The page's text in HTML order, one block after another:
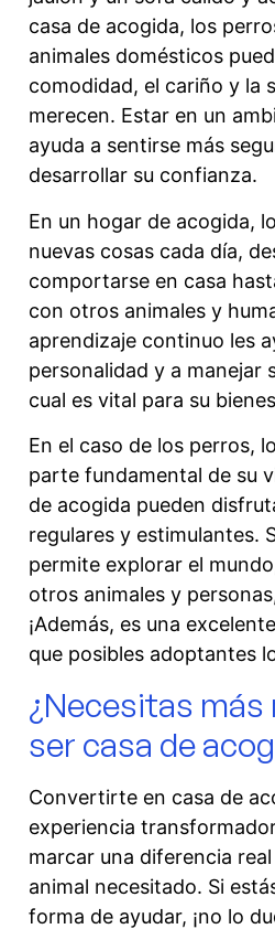
casa de acogida, los
animales domésticos
comodidad, el cariño y la
merecen. Estar en un
ayuda a sentirse más
desarrollar su confianza.
En un hogar de acogida,
nuevas cosas cada día,
comportarse en casa
con otros animales y
aprendizaje continuo les
personalidad y a manejar
cual es vital para su
En el caso de los perros,
parte fundamental de su
de acogida pueden
regulares y estimulantes.
permite explorar el
otros animales y
¡Además, es una
que posibles adoptantes
¿Necesitas
ser casa de
Convertirte en casa de
experiencia
marcar una diferencia
animal necesitado. Si
forma de ayudar, ¡no lo